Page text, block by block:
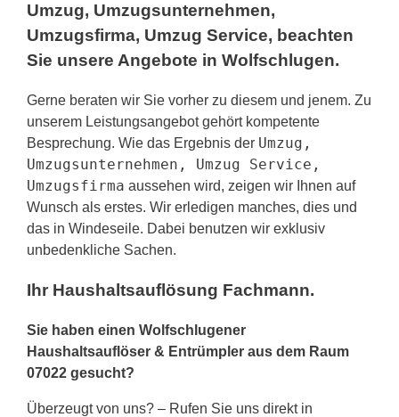
Umzug, Umzugsunternehmen,
Umzugsfirma, Umzug Service, beachten
Sie unsere Angebote in Wolfschlugen.
Gerne beraten wir Sie vorher zu diesem und jenem. Zu
unserem Leistungsangebot gehört kompetente
Besprechung. Wie das Ergebnis der Umzug,
Umzugsunternehmen, Umzug Service,
Umzugsfirma aussehen wird, zeigen wir Ihnen auf
Wunsch als erstes. Wir erledigen manches, dies und
das in Windeseile. Dabei benutzen wir exklusiv
unbedenkliche Sachen.
Ihr Haushaltsauflösung Fachmann.
Sie haben einen Wolfschlugener
Haushaltsauflöser & Entrümpler aus dem Raum
07022 gesucht?
Überzeugt von uns? – Rufen Sie uns direkt in